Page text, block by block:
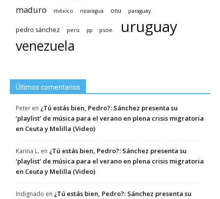
maduro méxico nicaragua onu paraguay
pedro sánchez perú pp psoe. uruguay
venezuela
Últimos comentarios
Peter en ¿Tú estás bien, Pedro?: Sánchez presenta su
‘playlist’ de música para el verano en plena crisis migratoria
en Ceuta y Melilla (Video)
Karina L. en ¿Tú estás bien, Pedro?: Sánchez presenta su
‘playlist’ de música para el verano en plena crisis migratoria
en Ceuta y Melilla (Video)
Indignado en ¿Tú estás bien, Pedro?: Sánchez presenta su